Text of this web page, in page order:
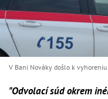
V Bani Nováky došlo k
"Odvolací súd okrem